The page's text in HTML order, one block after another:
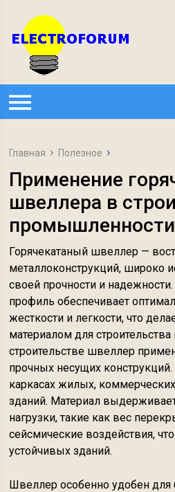
Главная Полезное
Применение
швеллера в
промышленности
Горячекатаный швеллер —
металлоконструкций, широко
своей прочности и
профиль обеспечивает
жесткости и легкости, что
материалом для
строительстве швеллер
прочных несущих
каркасах жилых,
зданий. Материал
нагрузки, такие как вес
сейсмические воздействия,
устойчивых зданий.
Швеллер особенно удобен